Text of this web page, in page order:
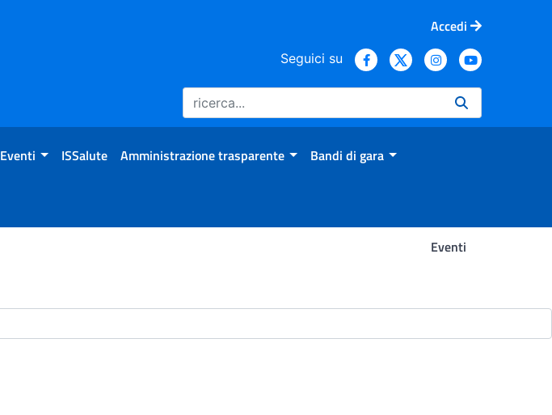
Accedi
Seguici su
Eventi ISSalute Amministrazione trasparente Bandi di gara
Eventi